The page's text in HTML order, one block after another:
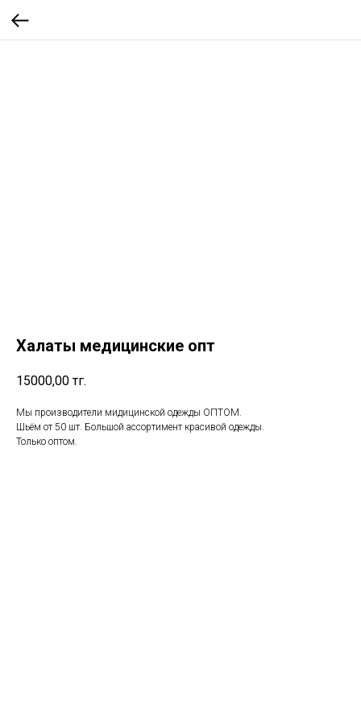
Халаты медицинские опт
15000,00 тг.
Мы производители мидицинской одежды ОПТОМ.
Шьём от 50 шт. Большой ассортимент красивой одежды.
Только оптом.